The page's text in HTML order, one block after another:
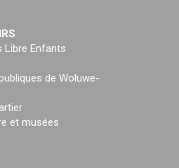
Libre Enfants
de Woluwe-
et musées